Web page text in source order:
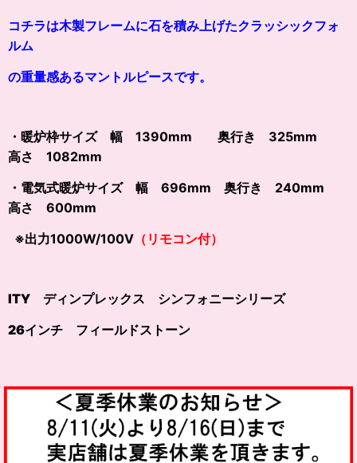
コチラは木製フレームに石を積み上げたクラッシックフォ
ルム
の重量感あるマントルピースです。
・暖炉枠サイズ 幅 1390mm 奥行き 325mm
高さ 1082mm
・電気式暖炉サイズ 幅 696mm 奥行き 240mm
高さ 600mm
※出力1000W/100V （リモコン付）
ITY ディンプレックス シンフォニーシリーズ
26インチ フィールドストーン